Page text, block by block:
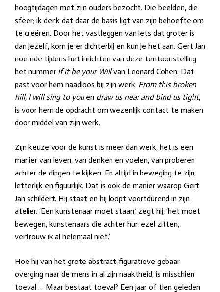
hoogtijdagen met zijn ouders bezocht. Die beelden, die
sfeer; ik denk dat daar de basis ligt van zijn behoefte om
te creëren. Door het vastleggen van iets dat groter is
dan jezelf, kom je er dichterbij en kun je het aan. Gert Jan
noemde tijdens het inrichten van deze tentoonstelling
het nummer If it be your Willvan Leonard Cohen. Dat
past voor hem naadloos bij zijn werk. From this broken
hill, I will sing to youen draw us near and bind us tight,
is voor hem de opdracht om wezenlijk contact te maken
door middel van zijn werk.
Zijn keuze voor de kunst is meer dan werk, het is een
manier van leven, van denken en voelen, van proberen
achter de dingen te kijken. En altijd in beweging te zijn,
letterlijk en figuurlijk. Dat is ook de manier waarop Gert
Jan schildert. Hij staat en hij loopt voortdurend in zijn
atelier. ‘Een kunstenaar moet staan,’ zegt hij, ‘het moet
bewegen, kunstenaars die achter hun ezel zitten,
vertrouw ik al helemaal niet.’
Hoe hij van het grote abstract-figuratieve gebaar
overging naar de mens in al zijn naaktheid, is misschien
toeval … Maar bestaat toeval? Een jaar of tien geleden